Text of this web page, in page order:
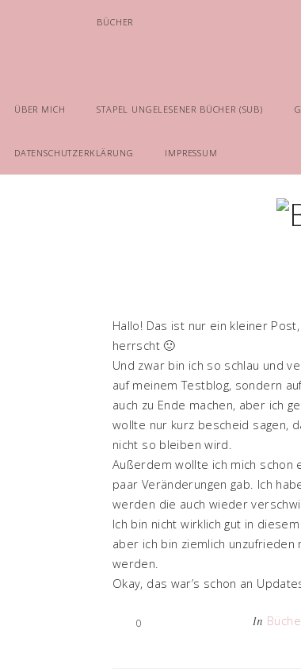
ÜBER MICH
BÜCHER
STAPEL UNGELESENER BÜCHER (SUB)
DATENSCHUTZERKLÄRUNG IMPRESSUM
Hallo! Das ist nur ein kleiner
herrscht 🙂
Und zwar bin ich so schlau und
auf meinem Testblog, sondern
auch zu Ende machen, aber ich
wollte nur kurz bescheid sagen,
nicht so bleiben wird.
Außerdem wollte ich mich schon
paar Veränderungen gab. Ich
werden die auch wieder
Ich bin nicht wirklich gut in
aber ich bin ziemlich
werden.
Okay, das war’s schon an
0 In